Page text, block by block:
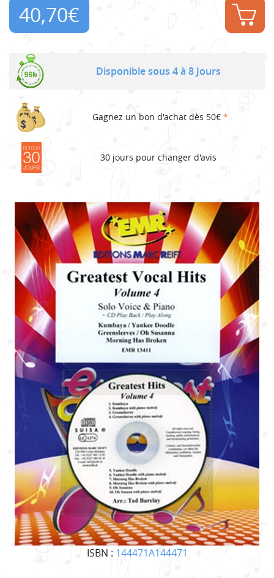
ISBN : 144471A144471
40,70€
Disponible sous 4 à 8 Jours
Gagnez un bon d'achat dès 50€ *
30 jours pour changer d'avis